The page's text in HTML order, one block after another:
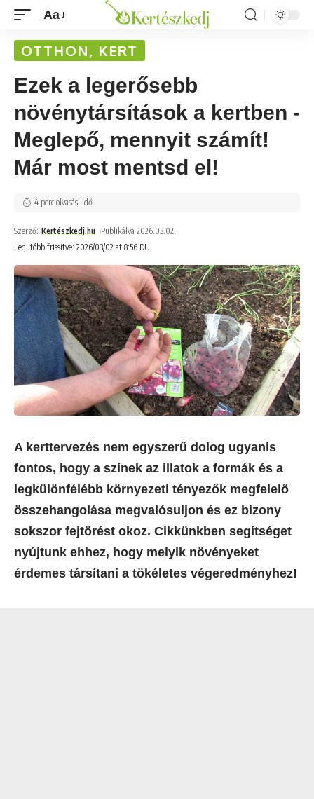
Aa
OTTHON, KERT
Ezek a legerősebb
növénytársítások a kertben -
Meglepő, mennyit számít!
Már most mentsd el!
Legutóbb frissítve: 2026/03/02 at 8:56 DU.
Szerző: Kertészkedj.hu Publikálva 2026.03.02.
4 perc olvasási idő
A kerttervezés nem egyszerű dolog ugyanis
fontos, hogy a színek az illatok a formák és a
legkülönfélébb környezeti tényezők megfelelő
összehangolása megvalósuljon és ez bizony
sokszor fejtörést okoz. Cikkünkben segítséget
nyújtunk ehhez, hogy melyik növényeket
érdemes társítani a tökéletes végeredményhez!